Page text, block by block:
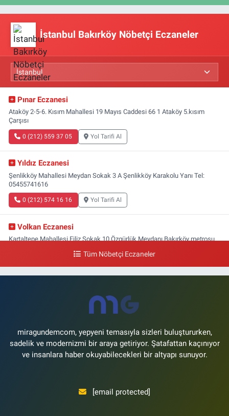
İstanbul Bakırköy Nöbetçi Eczaneler
Pınar Eczanesi
Ataköy 2-5-6. Kısım Mahallesi 19 Mayıs Caddesi 66 1 Ataköy 5.kısım
Çarşısı
0 (212) 559 37 05 Yol Tarifi Al
Yıldız Eczanesi
Şenlikköy Mahallesi Meydan Sokak 3 A Şenlikköy Karakolu Yanı Tel:
05455741616
0 (212) 574 16 16 Yol Tarifi Al
Volkan Eczanesi
Kartaltepe Mahallesi Filiz Sokak 10 Özgürlük Meydanı,Bakırköy metrosu
Yeşilköy Mahallesi Doğruyol Sokak 7 A Dürümcü Baba'nın Bir Alt
0 (212) 663 11 97
Tüm Nöbetçi Eczaneler
miragundemcom, yepyeni temasıyla sizleri buluştururken,
sadelik ve modernizmi bir araya getiriyor. Şatafattan kaçınıyor
ve insanlara haber okuyabilecekleri bir altyapı sunuyor.
[email protected]